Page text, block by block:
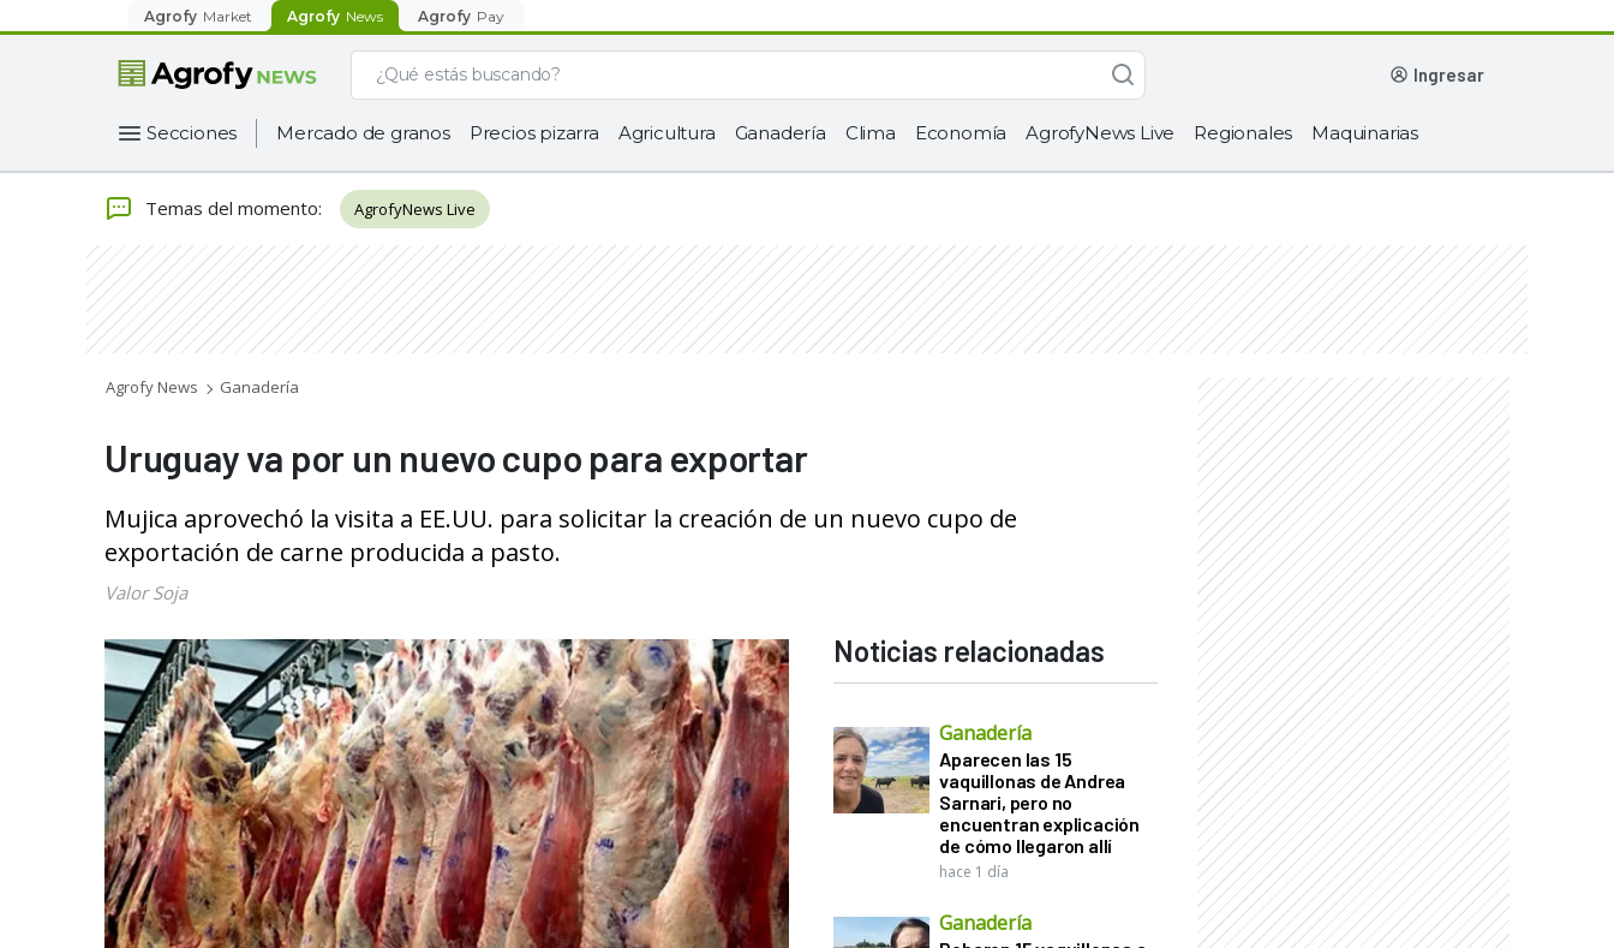
Agrofy Market Agrofy News Agrofy Pay
ingresar
Secciones Mercado de granos Precios pizarra Agricultura Ganadería Clima Economía AgrofyNews Live Regionales Maquinarias
Temas del momento: AgrofyNews Live
Agrofy News Ganadería
Uruguay va por un nuevo cupo para exportar
Mujica aprovechó la visita a EE.UU. para solicitar la creación de un nuevo cupo de
exportación de carne producida a pasto.
Valor Soja
Noticias relacionadas
Ganadería
Aparecen las 15
vaquillonas de Andrea
Sarnari, pero no
encuentran explicación
de cómo llegaron allí
hace 1 día
Ganadería